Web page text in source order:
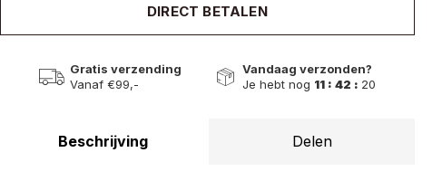
DIRECT BETALEN
Gratis verzending
Vanaf €99,-
Vandaag verzonden?
Je hebt nog11 : 42 :19
Beschrijving Delen